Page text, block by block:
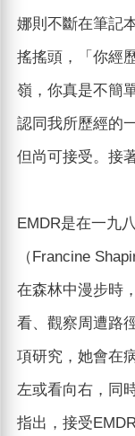
娜則不斷在筆記
搖搖頭，「你經
嶺，你真是不簡
認同我所歷經的
但尚可接受。接
EMDR是在一九
（Francine
在森林中漫步時
看、觀察周遭路
項研究，她會在
左或看向右，同
指出，接受